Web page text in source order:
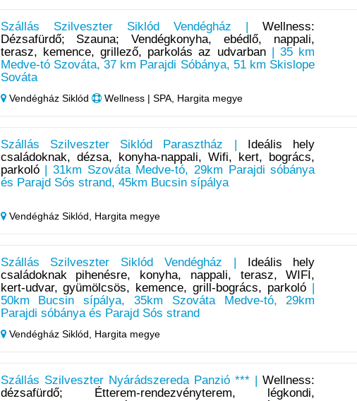
Szállás Szilveszter Siklód Vendégház |Wellness:
Dézsafürdő; Szauna; Vendégkonyha, ebédlő, nappali,
terasz, kemence, grillező, parkolás az udvarban| 35 km
Medve-tó Szováta, 37 km Parajdi Sóbánya, 51 km Skislope
Sováta
Vendégház Siklód Wellness | SPA, Hargita megye
Szállás Szilveszter Siklód Parasztház |
Ideális hely
családoknak, dézsa, konyha-nappali, Wifi, kert, bogrács,
parkoló| 31km Szováta Medve-tó, 29km Parajdi sóbánya
és Parajd Sós strand, 45km Bucsin sípálya
Vendégház Siklód, Hargita megye
Szállás Szilveszter Siklód Vendégház |
Ideális hely
családoknak pihenésre, konyha, nappali, terasz, WIFI,
kert-udvar, gyümölcsös, kemence, grill-bogrács, parkoló
50km Bucsin sípálya, 35km Szováta Medve-tó, 29km
Parajdi sóbánya és Parajd Sós strand
Vendégház Siklód, Hargita megye
Szállás Szilveszter Nyárádszereda Panzió *** |Wellness:
dézsafürdő; Étterem-rendezvényterem, légkondi,